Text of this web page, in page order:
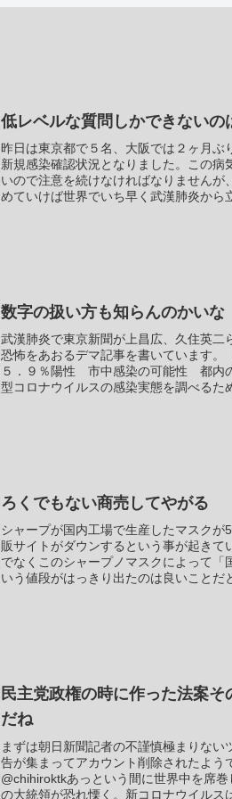
低レベルな質問しかできないの
昨日は東京都で５名、大阪では２ヶ月ぶ
新規感染確認状況となりました。この病
いので注意を続けなければなりませんが
めていけば世界でいち早く武漢肺炎から
数字の扱い方も知らんのかいな
武漢肺炎で東京新聞が上昌広、久住英二
恐怖をあおるデマ記事を書いています。
５．９％陽性 市中感染の可能性 都内
型コロナウイルスの感染実態を調べるた
ろくでもない商売してやがる
シャープが国内工場で生産したマスクが
販サイトがダウンするという事が起きて
でなくこのシャープノマスクによって「
いう値段がはっきり出たのは良いことだ
民主党政権の時に作った法案
だね
まずは朝日新聞記者の不謹慎極まりない
告が集まってアカウント削除されたよ
@chihiroktkあっという間に世界中を席
の大統領が恐れ慄く。新コロナウイルス